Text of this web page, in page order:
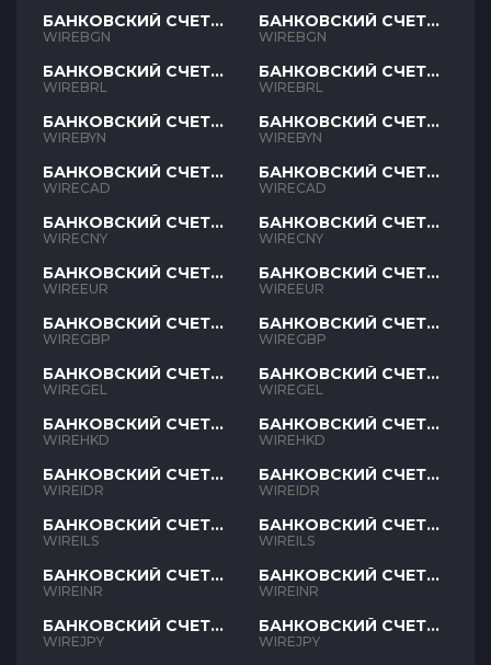
БАНКОВСКИЙ СЧЕТ
BGN
WIREBGN
БАНКОВСКИЙ СЧЕТ
BRL
WIREBRL
БАНКОВСКИЙ СЧЕТ
BYN
WIREBYN
БАНКОВСКИЙ СЧЕТ
CAD
WIRECAD
БАНКОВСКИЙ СЧЕТ
CNY
WIRECNY
БАНКОВСКИЙ СЧЕТ
EUR
WIREEUR
БАНКОВСКИЙ СЧЕТ
GBP
WIREGBP
БАНКОВСКИЙ СЧЕТ
GEL
WIREGEL
БАНКОВСКИЙ СЧЕТ
HKD
WIREHKD
БАНКОВСКИЙ СЧЕТ
IDR
WIREIDR
БАНКОВСКИЙ СЧЕТ
ILS
WIREILS
БАНКОВСКИЙ СЧЕТ
INR
WIREINR
БАНКОВСКИЙ СЧЕТ
JPY
WIREJPY
БАНКОВСКИЙ СЧЕТ
BGN
WIREBGN
БАНКОВСКИЙ СЧЕТ
BRL
WIREBRL
БАНКОВСКИЙ СЧЕТ
BYN
WIREBYN
БАНКОВСКИЙ СЧЕТ
CAD
WIRECAD
БАНКОВСКИЙ СЧЕТ
CNY
WIRECNY
БАНКОВСКИЙ СЧЕТ
EUR
WIREEUR
БАНКОВСКИЙ СЧЕТ
GBP
WIREGBP
БАНКОВСКИЙ СЧЕТ
GEL
WIREGEL
БАНКОВСКИЙ СЧЕТ
HKD
WIREHKD
БАНКОВСКИЙ СЧЕТ
IDR
WIREIDR
БАНКОВСКИЙ СЧЕТ
ILS
WIREILS
БАНКОВСКИЙ СЧЕТ
INR
WIREINR
БАНКОВСКИЙ СЧЕТ
JPY
WIREJPY